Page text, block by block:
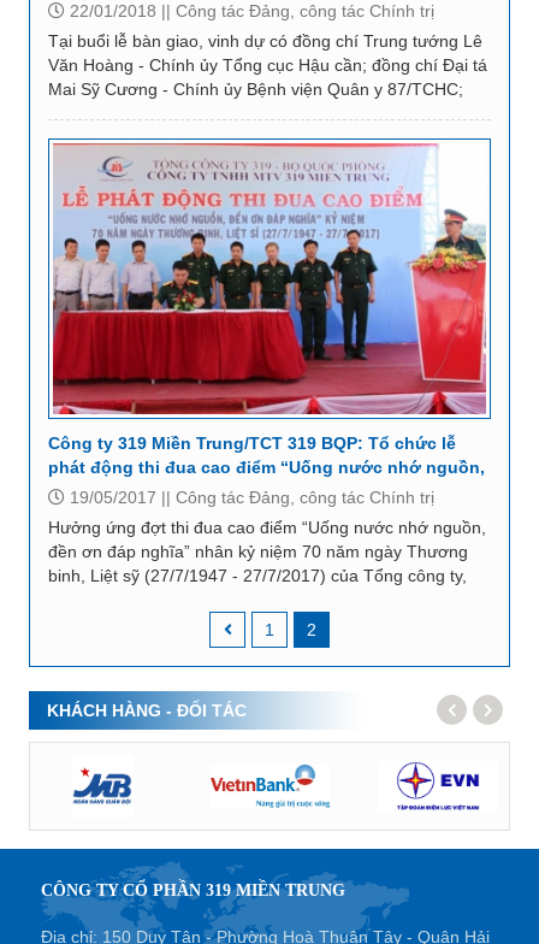
22/01/2018 || Công tác Đảng, công tác Chính trị
Tại buổi lễ bàn giao, vinh dự có đồng chí Trung tướng Lê
Văn Hoàng - Chính ủy Tổng cục Hậu cần; đồng chí Đại tá
Mai Sỹ Cương - Chính ủy Bệnh viện Quân y 87/TCHC;
Công ty 319 Miền Trung/TCT 319 BQP: Tổ chức lễ
phát động thi đua cao điểm “Uống nước nhớ nguồn,
đền ơn đáp nghĩa”
19/05/2017 || Công tác Đảng, công tác Chính trị
Hưởng ứng đợt thi đua cao điểm “Uống nước nhớ nguồn,
đền ơn đáp nghĩa” nhân kỷ niệm 70 năm ngày Thương
binh, Liệt sỹ (27/7/1947 - 27/7/2017) của Tổng công ty,
1
2
KHÁCH HÀNG - ĐỐI TÁC
CÔNG TY CỔ PHẦN 319 MIỀN TRUNG
Địa chỉ: 150 Duy Tân - Phường Hoà Thuận Tây - Quận Hải